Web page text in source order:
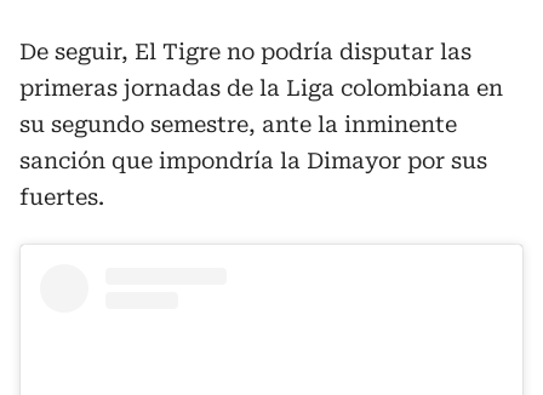
De seguir, El Tigre no podría disputar las
primeras jornadas de la Liga colombiana en
su segundo semestre, ante la inminente
sanción que impondría la Dimayor por sus
fuertes.